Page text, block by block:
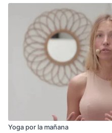
Yoga por la mañana